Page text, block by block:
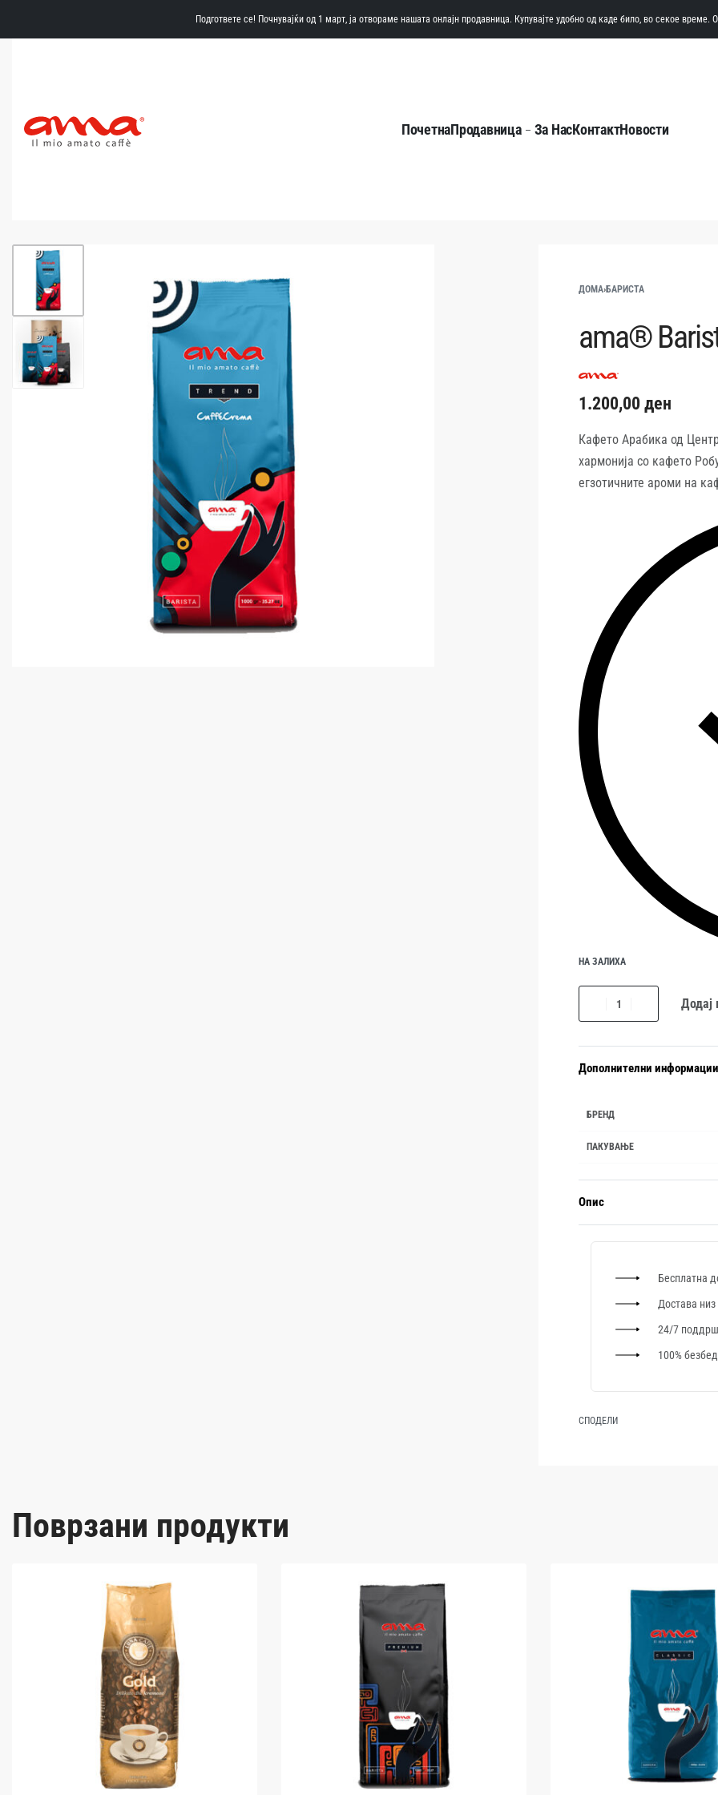
Подгответе се! Почнувајќи од 1 март, ја отвораме нашата онлајн продавница. Купувајте удобно од каде било, во секое време.
ПочетнаПродавница За НасКонтактНовости
ДОМА›БАРИСТА
ama®
1.200,00 ден
Кафето Арабика од
хармонија со кафето
егзотичните ароми на
НА ЗАЛИХА
Додај
Дополнителни информации
БРЕНД
ПАКУВАЊЕ
Опис
Бесплатна
Достава
24/7
100%
СПОДЕЛИ
Поврзани продукти